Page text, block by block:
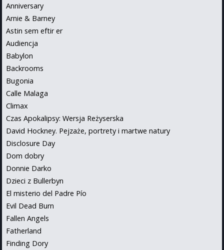
Anniversary
Arnie & Barney
Astin sem eftir er
Audiencja
Babylon
Backrooms
Bugonia
Calle Malaga
Climax
Czas Apokalipsy: Wersja Reżyserska
David Hockney. Pejzaże, portrety i martwe natury
Disclosure Day
Dom dobry
Donnie Darko
Dzieci z Bullerbyn
El misterio del Padre Pío
Evil Dead Burn
Fallen Angels
Fatherland
Finding Dory